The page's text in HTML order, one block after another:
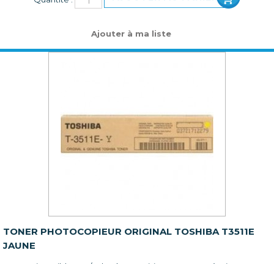
Ajouter à ma liste
TONER PHOTOCOPIEUR ORIGINAL TOSHIBA T3511E
JAUNE